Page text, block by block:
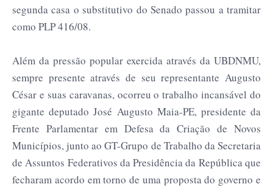
segunda casa o substitutivo do Senado passou a tramitar
como PLP 416/08.
Além da pressão popular exercida através da UBDNMU,
sempre presente através de seu representante Augusto
César e suas caravanas, ocorreu o trabalho incansável do
gigante deputado José Augusto Maia-PE, presidente da
Frente Parlamentar em Defesa da Criação de Novos
Municípios, junto ao GT-Grupo de Trabalho da Secretaria
de Assuntos Federativos da Presidência da República que
fecharam acordo em torno de uma proposta do governo e